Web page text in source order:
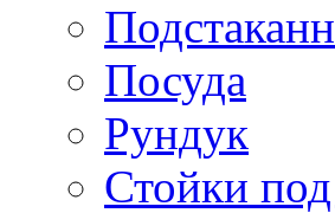
Посуда
Рундук
Стойки